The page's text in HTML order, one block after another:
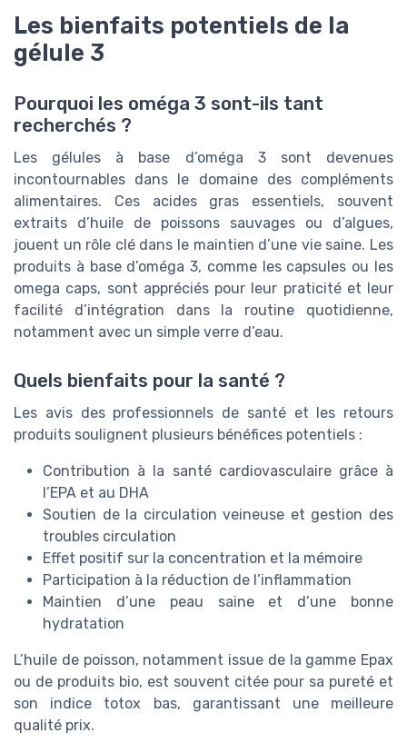
Les bienfaits potentiels de la
gélule 3
Pourquoi les oméga 3 sont-ils tant
recherchés ?
Les gélules à base d’oméga 3 sont devenues
incontournables dans le domaine des compléments
alimentaires. Ces acides gras essentiels, souvent
extraits d’huile de poissons sauvages ou d’algues,
jouent un rôle clé dans le maintien d’une vie saine. Les
produits à base d’oméga 3, comme les capsules ou les
omega caps, sont appréciés pour leur praticité et leur
facilité d’intégration dans la routine quotidienne,
notamment avec un simple verre d’eau.
Quels bienfaits pour la santé ?
Les avis des professionnels de santé et les retours
produits soulignent plusieurs bénéfices potentiels :
Contribution à la santé cardiovasculaire grâce à
l’EPA et au DHA
Soutien de la circulation veineuse et gestion des
troubles circulation
Effet positif sur la concentration et la mémoire
Participation à la réduction de l’inflammation
Maintien d’une peau saine et d’une bonne
hydratation
L’huile de poisson, notamment issue de la gamme Epax
ou de produits bio, est souvent citée pour sa pureté et
son indice totox bas, garantissant une meilleure
qualité prix.